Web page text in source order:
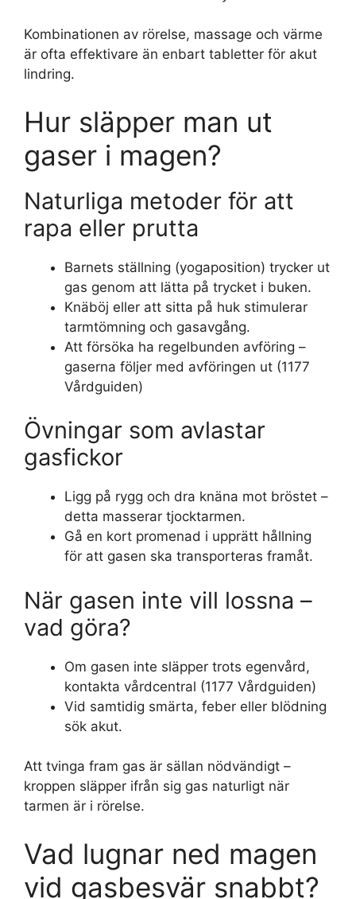
Kombinationen av rörelse, massage och värme
är ofta effektivare än enbart tabletter för akut
lindring.
Hur släpper man ut
gaser i magen?
Naturliga metoder för att
rapa eller prutta
Barnets ställning (yogaposition) trycker ut
gas genom att lätta på trycket i buken.
Knäböj eller att sitta på huk stimulerar
tarmtömning och gasavgång.
Att försöka ha regelbunden avföring –
gaserna följer med avföringen ut (1177
Vårdguiden)
Övningar som avlastar
gasfickor
Ligg på rygg och dra knäna mot bröstet –
detta masserar tjocktarmen.
Gå en kort promenad i upprätt hållning
för att gasen ska transporteras framåt.
När gasen inte vill lossna –
vad göra?
Om gasen inte släpper trots egenvård,
kontakta vårdcentral (1177 Vårdguiden)
Vid samtidig smärta, feber eller blödning
sök akut.
Att tvinga fram gas är sällan nödvändigt –
kroppen släpper ifrån sig gas naturligt när
tarmen är i rörelse.
Vad lugnar ned magen
vid gasbesvär snabbt?